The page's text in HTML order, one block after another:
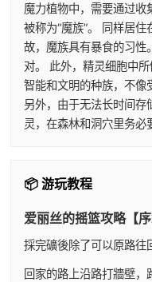
魔力植物中，需要通过
被称为“魔族”。 同样居
故，魔族具有暴食的习性
对。 此外，精灵细胞中
智能和文明的种族，不像
另外，由于无法长时间
灵，在森林和洞穴里务必
📦 游玩教程
爱丽丝的摇篮攻略【序
採完礦後除了可以原路往
回家的路上沿路打牆壁